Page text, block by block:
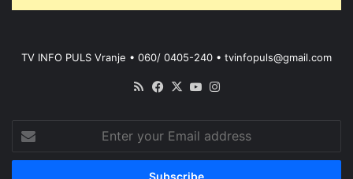
TV INFO PULS Vranje • 060/ 0405-240 • tvinfopuls@gmail.com
RSS Facebook
X YouTube
your
Email